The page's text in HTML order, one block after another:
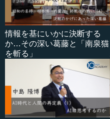
情報を基にいかに決断する
か…その深い葛藤と「南泉猫
を斬る」